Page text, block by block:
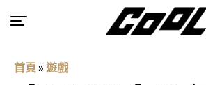
首頁 » 遊戲